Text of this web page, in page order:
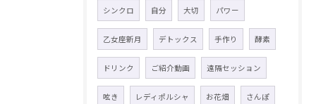
シンクロ 自分 大切 パワー
乙女座新月 デトックス 手作り 酵素
ドリンク ご紹介動画 遠隔セッション
呟き レディポルシャ お花畑 さんぽ